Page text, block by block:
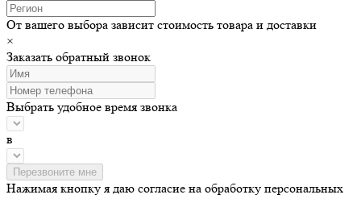
От вашего выбора зависит стоимость товара и доставки
×
Заказать обратный звонок
Выбрать удобное время звонка
в
Нажимая кнопку я даю согласие на обработку персональных